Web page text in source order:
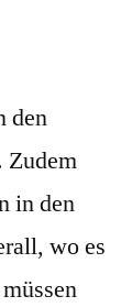
den
Zudem
in den
wo es